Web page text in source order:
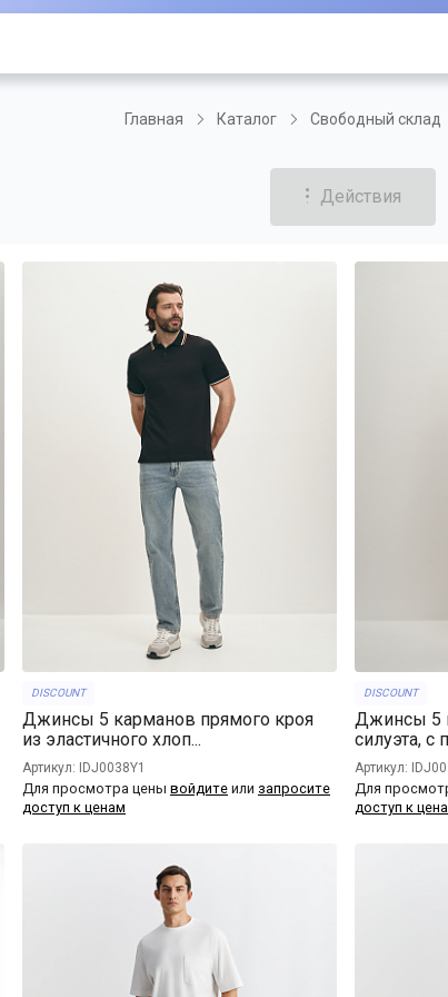
Главная Каталог Свободный склад
Действия
DISCOUNT
Джинсы 5 карманов прямого кроя
из эластичного хлоп...
Артикул: IDJ0038Y1
Для просмотра цены войдите или запросите
доступ к ценам
DISCOUNT
Джинсы 5
силуэта, с
Артикул:
Для
доступ к